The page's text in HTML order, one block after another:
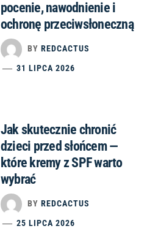
pocenie, nawodnienie i
ochronę przeciwsłoneczną
BY REDCACTUS
31 LIPCA 2026
Jak skutecznie chronić
dzieci przed słońcem —
które kremy z SPF warto
wybrać
BY REDCACTUS
25 LIPCA 2026